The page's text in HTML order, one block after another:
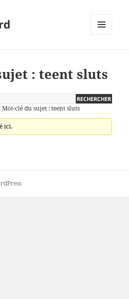
: teent sluts
Mot-clé du sujet : teent sluts
ici.